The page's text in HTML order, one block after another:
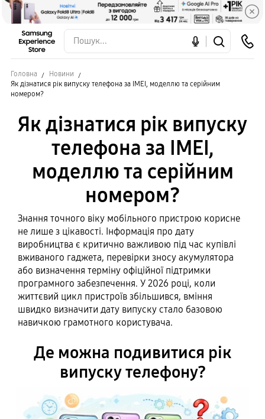
Головна
Новини
Як дізнатися рік випуску телефона за IMEI, моделлю та серійним
номером?
Як дізнатися рік випуску
телефона за IMEI,
моделлю та серійним
номером?
Знання точного віку мобільного пристрою корисне
не лише з цікавості. Інформація про дату
виробництва є критично важливою під час купівлі
вживаного гаджета, перевірки зносу акумулятора
або визначення терміну офіційної підтримки
програмного забезпечення. У 2026 році, коли
життєвий цикл пристроїв збільшився, вміння
швидко визначити дату випуску стало базовою
навичкою грамотного користувача.
Де можна подивитися рік
випуску телефону?